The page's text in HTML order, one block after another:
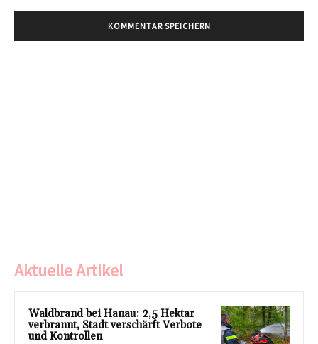
Aktuelle Artikel
Waldbrand bei Hanau: 2,5 Hektar
verbrannt, Stadt verschärft Verbote
und Kontrollen